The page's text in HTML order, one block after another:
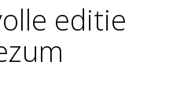
editie